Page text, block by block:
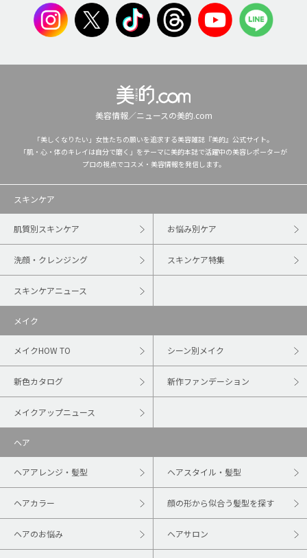
美容情報／ニュースの美的.com
「美しくなりたい」女性たちの願いを追求する美容雑誌『美的』公式サイト。
「肌・心・体のキレイは自分で磨く」をテーマに美的本誌で活躍中の美容レポーターが
プロの視点でコスメ・美容情報を発信します。
スキンケア
肌質別スキンケア お悩み別ケア
洗顔・クレンジング スキンケア特集
スキンケアニュース
メイク
メイクHOW TO シーン別メイク
新色カタログ 新作ファンデーション
メイクアップニュース
ヘア
ヘアアレンジ・髪型 ヘアスタイル・髪型
ヘアカラー 顔の形から似合う髪型を探す
ヘアのお悩み ヘアサロン